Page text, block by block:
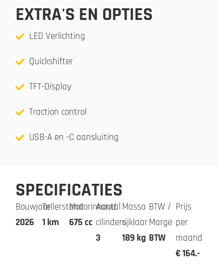
EXTRA'S EN OPTIES
LED Verlichting
Quickshifter
TFT-Display
Traction control
USB-A en -C aansluiting
SPECIFICATIES
Bouwjaar
2026
Tellerstand
1 km
Motorinhoud
675 cc
Aantal
cilinders
3
Massa
rijklaar
189 kg
BTW /
Marge
BTW
Prijs
per
maand
€ 164.-